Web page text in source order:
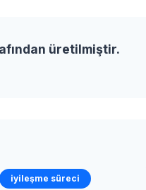
üretilmiştir.
iyileşme süreci